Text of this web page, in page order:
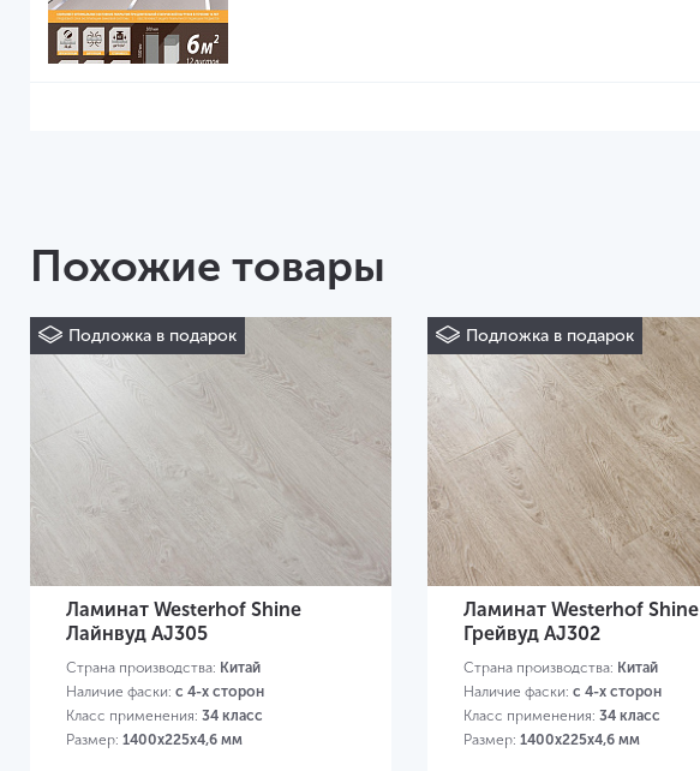
Похожие товары
Подложка в подарок
Ламинат Westerhof Shine
Лайнвуд AJ305
Страна производства: Китай
Наличие фаски: с 4-х сторон
Класс применения: 34 класс
Размер: 1400х225х4,6 мм
Подложка в подарок
Ламинат Westerhof Shine
Грейвуд AJ302
Страна производства: Китай
Наличие фаски: с 4-х сторон
Класс применения: 34 класс
Размер: 1400х225х4,6 мм